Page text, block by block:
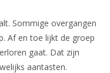
Sommige overgangen
Af en toe lijkt de groep
gaat. Dat zijn
aantasten.